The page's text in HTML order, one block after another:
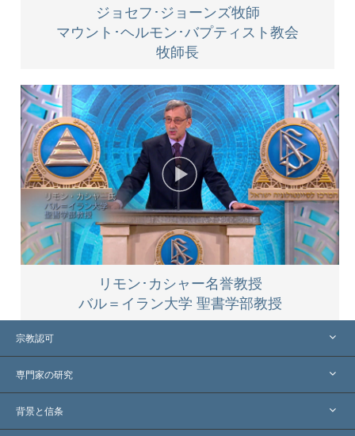
ジョセフ･ジョーンズ牧師
マウント･ヘルモン･バプティスト教会
牧師長
リモン･カシャー名誉教授
バル＝イラン大学 聖書学部教授
宗教認可
アメリカ
世界各地での認可
専門家の研究
各分野の専門家による見解
背景と信条